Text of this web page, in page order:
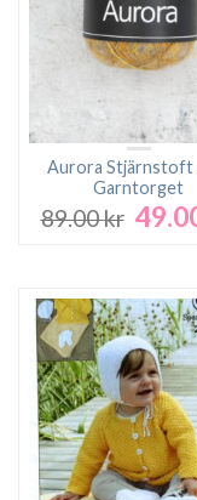
Aurora Stjärnstoft
Garntorget
89.00kr Det
89.00